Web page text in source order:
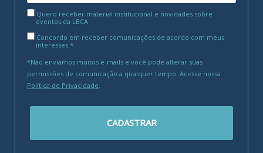
Quero receber material institucional e novidades sobre
eventos da LBCA
Concordo em receber comunicações de acordo com meus
interesses.*
*Não enviamos muitos e-mails e você pode alterar suas
permissões de comunicação a qualquer tempo. Acesse nossa
Política de Privacidade
CADASTRAR